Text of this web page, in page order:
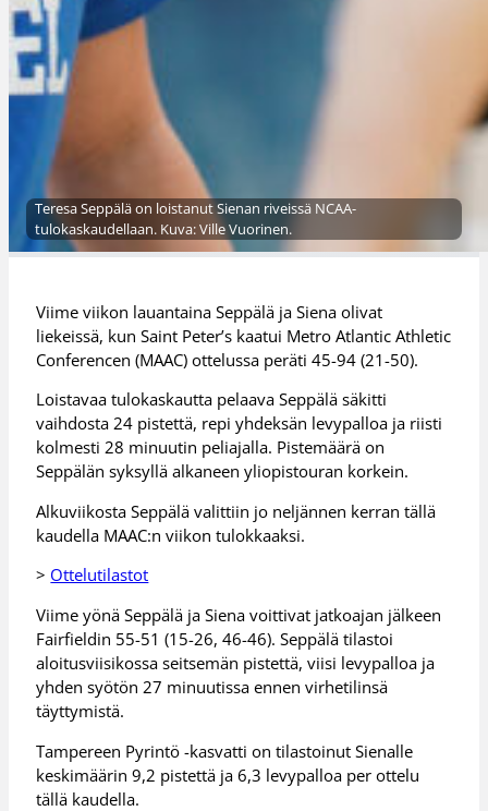
Teresa Seppälä on loistanut Sienan riveissä NCAA-
tulokaskaudellaan. Kuva: Ville Vuorinen.
Viime viikon lauantaina Seppälä ja Siena olivat
liekeissä, kun Saint Peter’s kaatui Metro Atlantic Athletic
Conferencen (MAAC) ottelussa peräti 45-94 (21-50).
Loistavaa tulokaskautta pelaava Seppälä säkitti
vaihdosta 24 pistettä, repi yhdeksän levypalloa ja riisti
kolmesti 28 minuutin peliajalla. Pistemäärä on
Seppälän syksyllä alkaneen yliopistouran korkein.
Alkuviikosta Seppälä valittiin jo neljännen kerran tällä
kaudella MAAC:n viikon tulokkaaksi.
> Ottelutilastot
Viime yönä Seppälä ja Siena voittivat jatkoajan jälkeen
Fairfieldin 55-51 (15-26, 46-46). Seppälä tilastoi
aloitusviisikossa seitsemän pistettä, viisi levypalloa ja
yhden syötön 27 minuutissa ennen virhetilinsä
täyttymistä.
Tampereen Pyrintö -kasvatti on tilastoinut Sienalle
keskimäärin 9,2 pistettä ja 6,3 levypalloa per ottelu
tällä kaudella.